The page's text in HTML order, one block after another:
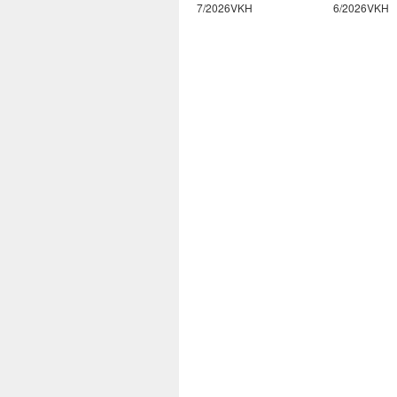
6/2026VKH
122/